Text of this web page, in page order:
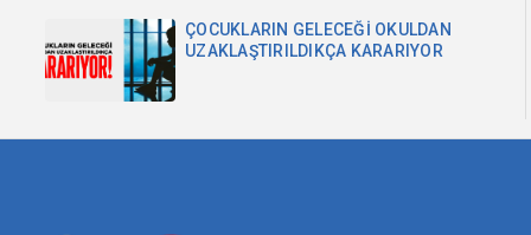
ÇOCUKLARIN GELECEĞİ OKULDAN
UZAKLAŞTIRILDIKÇA KARARIYOR